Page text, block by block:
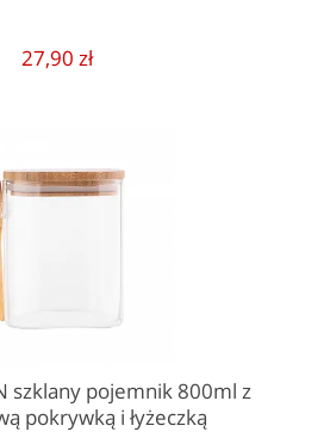
27,90 zł
szklany pojemnik 800ml z
pokrywką i łyżeczką